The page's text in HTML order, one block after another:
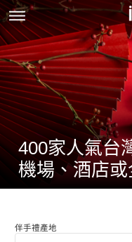
400家人氣台
機場、酒店或
伴手禮產地